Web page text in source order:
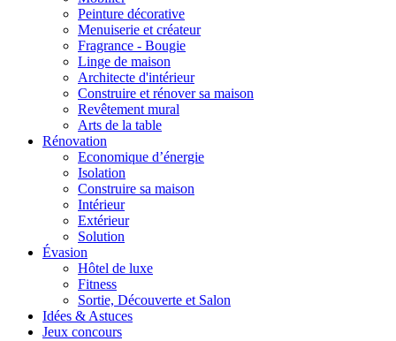
Peinture décorative
Menuiserie et créateur
Fragrance - Bougie
Linge de maison
Architecte d'intérieur
Construire et rénover sa maison
Revêtement mural
Arts de la table
Rénovation
Economique d’énergie
Isolation
Construire sa maison
Intérieur
Extérieur
Solution
Évasion
Hôtel de luxe
Fitness
Sortie, Découverte et Salon
Idées & Astuces
Jeux concours